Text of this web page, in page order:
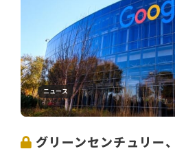
ニュース
グリーンセンチュリー